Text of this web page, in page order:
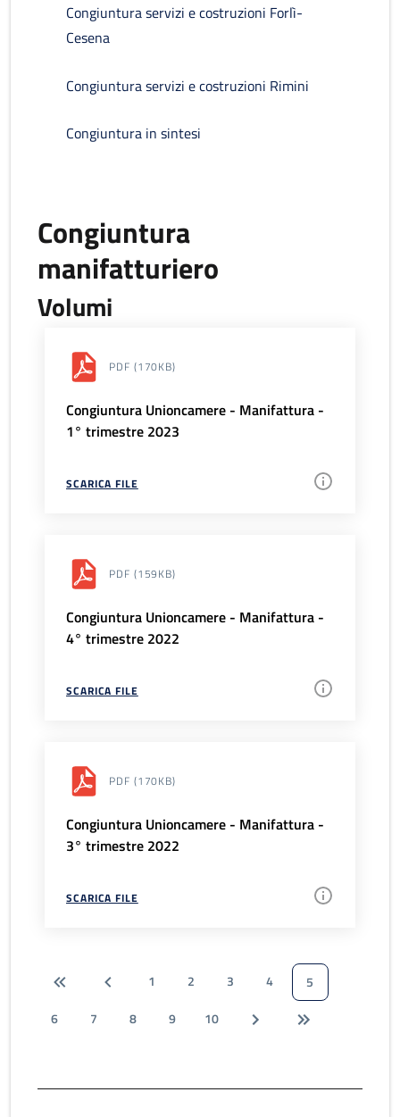
Congiuntura servizi e costruzioni Forlì-
Cesena
Congiuntura servizi e costruzioni Rimini
Congiuntura in sintesi
Congiuntura
manifatturiero
Volumi
PDF (170KB)
Congiuntura Unioncamere - Manifattura -
1° trimestre 2023
SCARICA FILE
PDF (159KB)
Congiuntura Unioncamere - Manifattura -
4° trimestre 2022
SCARICA FILE
PDF (170KB)
Congiuntura Unioncamere - Manifattura -
3° trimestre 2022
SCARICA FILE
1 2 3 4
5
6
7 8 9 10